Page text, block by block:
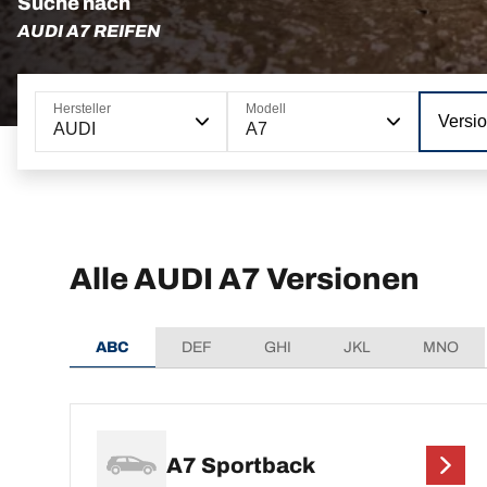
AUDI A7 REIFEN
Hersteller
AUDI
Modell
A7
Alle AUDI A7 Versionen
ABC DEF GHI JKL MNO
A7 Sportback